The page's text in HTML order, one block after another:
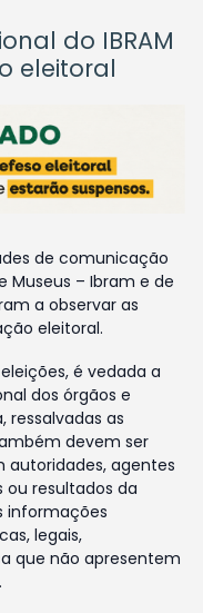
do IBRAM
eleitoral
de comunicação
Museus – Ibram e de
a observar as
eleitoral.
é vedada a
dos órgãos e
ressalvadas as
devem ser
agentes
ou resultados da
informações
legais,
que não apresentem